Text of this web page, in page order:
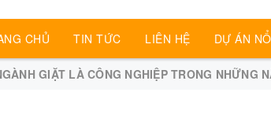
CHỦ TIN TỨC LIÊN HỆ DỰ ÁN
GIẶT LÀ CÔNG NGHIỆP TRONG NHỮNG